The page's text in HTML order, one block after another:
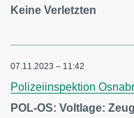
Keine Verletzten
07.11.2023 – 11:42
Polizeiinspektion
POL-OS: Voltlage: